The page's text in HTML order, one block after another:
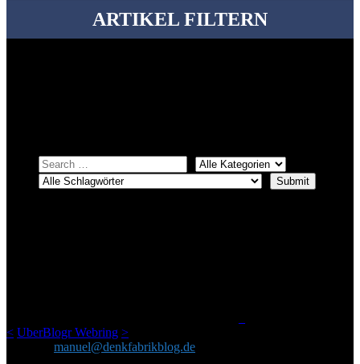
ARTIKEL FILTERN
< UberBlogr Webring >
manuel@denkfabrikblog.de